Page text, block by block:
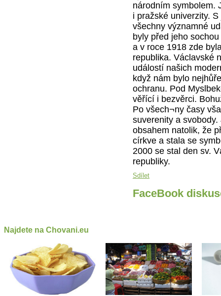
národním symbolem.
i pražské univerzity.
všechny významné
byly před jeho
a v roce 1918 zde
republika. Václavské
událostí našich
když nám bylo
ochranu. Pod
věřící i bezvěrci.
Po všech¬ny časy
suverenity a
obsahem natolik, že
církve a stala se
2000 se stal den sv.
republiky.
Sdílet
FaceBook
Najdete na Chovani.eu